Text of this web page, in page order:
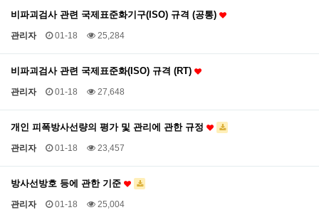
비파괴검사 관련 국제표준화기구(ISO) 규격 (공통)
관리자 01-18 25,284
비파괴검사 관련 국제표준화(ISO) 규격 (RT)
관리자 01-18 27,648
개인 피폭방사선량의 평가 및 관리에 관한 규정
관리자 01-18 23,457
방사선방호 등에 관한 기준
관리자 01-18 25,004